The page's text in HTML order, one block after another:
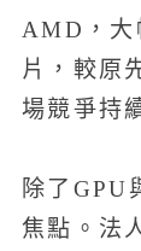
AMD，大
片，較原
場競爭持
除了GPU
焦點。法